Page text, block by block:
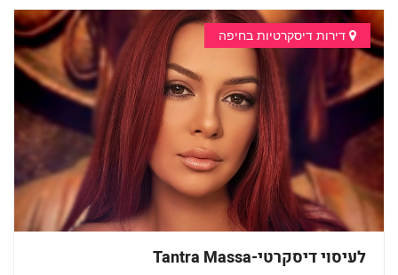
דירות דיסקרטיות בחיפה
לעיסוי דיסקרטי-Tantra Massa